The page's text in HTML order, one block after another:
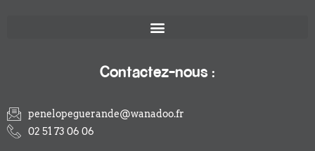
Contactez-nous :
penelopeguerande@wanadoo.fr
02 51 73 06 06